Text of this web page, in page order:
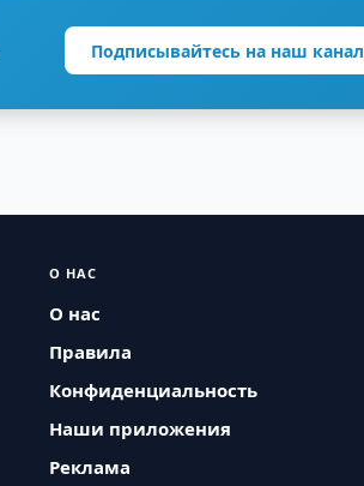
Подписывайтесь на наш канал
О НАС
О нас
Правила
Конфиденциальность
Наши приложения
Реклама